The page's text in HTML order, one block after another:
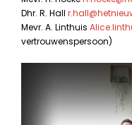
Dhr. R. Hall
Mevr. A. Linthuis
vertrouwenspersoon)